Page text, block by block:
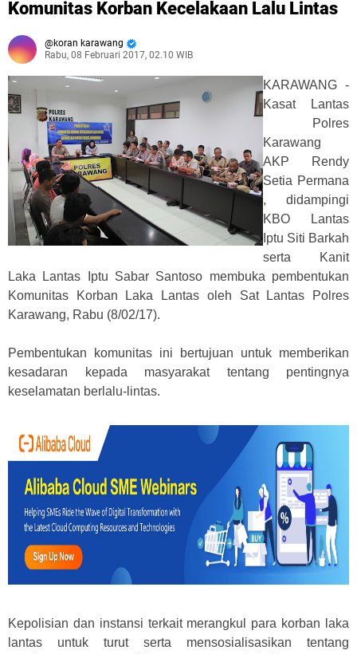
Komunitas Korban Kecelakaan Lalu Lintas
koran karawang
Rabu, 08 Februari 2017, 02.10 WIB
KARAWANG -
Kasat Lantas
Polres
Karawang
AKP Rendy
Setia Permana
, didampingi
KBO Lantas
Iptu Siti Barkah
serta Kanit
Laka Lantas Iptu Sabar Santoso membuka pembentukan
Komunitas Korban Laka Lantas oleh Sat Lantas Polres
Karawang, Rabu (8/02/17).
Pembentukan komunitas ini bertujuan untuk memberikan
kesadaran kepada masyarakat tentang pentingnya
keselamatan berlalu-lintas.
Kepolisian dan instansi terkait merangkul para korban laka
lantas untuk turut serta mensosialisasikan tentang